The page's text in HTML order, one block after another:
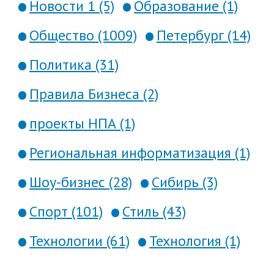
Новости 1 (5)
Образование (1)
Общество (1009)
Петербург (14)
Политика (31)
Правила Бизнеса (2)
проекты НПА (1)
Региональная информатизация (1)
Шоу-бизнес (28)
Сибирь (3)
Спорт (101)
Стиль (43)
Технологии (61)
Технология (1)